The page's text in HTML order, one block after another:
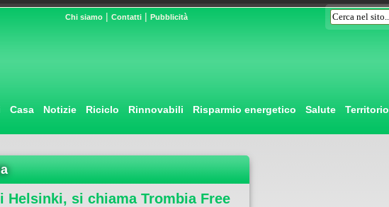
Chi siamo | Contatti | Pubblicità
Casa Notizie Riciclo Rinnovabili Risparmio energetico Salute Territorio
si chiama Trombia Free